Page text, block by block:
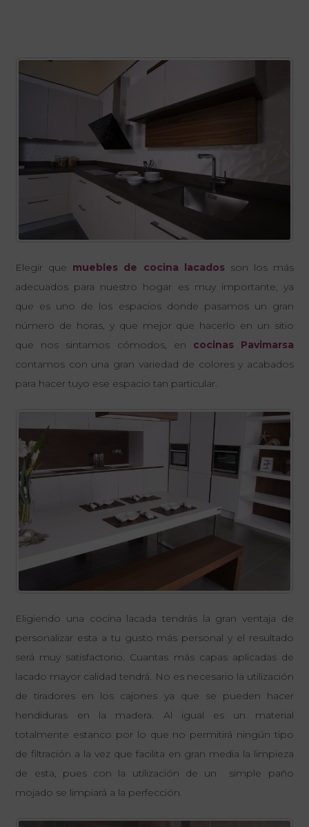
Elegir que muebles de cocina lacadosson los más
adecuados para nuestro hogar es muy importante, ya
que es uno de los espacios donde pasamos un gran
número de horas, y que mejor que hacerlo en un sitio
que nos sintamos cómodos, en
cocinas Pavimarsa
contamos con una gran variedad de colores y acabados
para hacer tuyo ese espacio tan particular.
Eligiendo una cocina lacada tendrás la gran ventaja de
personalizar esta a tu gusto más personal y el resultado
será muy satisfactorio. Cuantas más capas aplicadas de
lacado mayor calidad tendrá. No es necesario la utilización
de tiradores en los cajones ya que se pueden hacer
hendiduras en la madera. Al igual es un material
totalmente estanco por lo que no permitirá ningún tipo
de filtración a la vez que facilita en gran media la limpieza
de esta, pues con la utilización de un simple paño
mojado se limpiará a la perfección.